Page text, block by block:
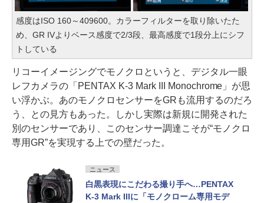
感度はISO 160～409600。カラーフィルターを取り除いたた
め、GR IVよりベース感度で2/3段、最高感度で1段分上にシフ
トしている
リコーイメージングでモノクロというと、デジタル一眼
レフカメラの「PENTAX K-3 Mark III Monochrome」が思
い浮かぶ。あのモノクロセンサーをGRも流用するのだろ
う、との見方もあった。しかし実際は新規に開発された
別のセンサーであり、このセンサー調達こそが“モノクロ
専用GR”を実現する上での壁だった。
ニュース
白黒表現にこだわる撮り手へ…PENTAX
K-3 Mark IIIに「モノクローム専用モデ